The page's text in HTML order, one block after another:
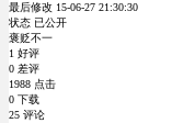
最后修改 15-06-27 21:30:30
状态 已公开
褒贬不一
1 好评
0 差评
1988 点击
0 下载
25 评论